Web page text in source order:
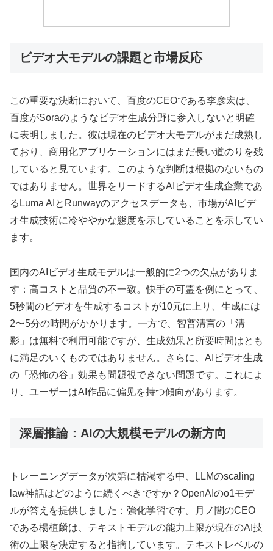
ビデオ大モデルの課題と市場反応
この重要な決断において、百度のCEOである李彦宏は、
百度がSoraのようなビデオ生成分野に参入しないと明確
に表明しました。彼は現在のビデオ大モデルがまだ成熟し
ており、商用化アプリケーションにはまだ長い道のりを残
していると見ています。このような判断は根拠のないもの
ではありません。世界をリードするAIビデオ生成企業であ
るLuma AIとRunwayのアクセスデータも、市場がAIビデ
オ生成技術に冷ややかな態度を示していることを示してい
ます。
国内のAIビデオ生成モデルは一般的に2つの欠点がありま
す：高コストと品質の不一致。快手の可霊を例にとって、
5秒間のビデオを生成するコストが10元に上り、生成には
2〜5分の時間がかかります。一方で、智普清言の「清
影」は無料で利用可能ですが、生成効果と所要時間はとも
に満足のいくものではありません。さらに、AIビデオ生成
の「恐怖の谷」効果も問題視できない問題です。これによ
り、ユーザーはAI作品に偏见を持つ傾向があります。
深層推論：AIの大規模モデルの新方向
トレーニングデータが次第に枯渇する中、LLMのscaling
law神話はどのように続くべきですか？OpenAIのo1モデ
ルが答えを提供しました：強化学習です。月ノ闇のCEO
である楊植麟は、テキストモデルの能力上限が現在のAI技
術の上限を決定すると指摘しています。テキストレベルの